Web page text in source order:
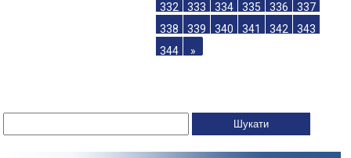
332
333 334 335 336
337
338
339 340 341 342
343
344
»